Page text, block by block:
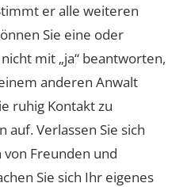
er alle weiteren
Sie eine oder
mit „ja“ beantworten,
anderen Anwalt
ruhig Kontakt zu
auf. Verlassen Sie sich
Freunden und
Sie sich Ihr eigenes